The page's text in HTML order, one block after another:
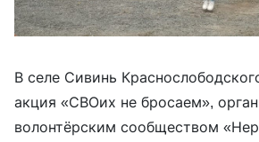
В селе Сивинь
акция «СВОих не бросаем»,
волонтёрским сообществом